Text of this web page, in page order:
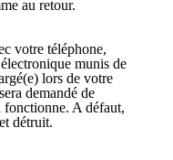
au retour.
votre téléphone,
munis de
lors de votre
demandé de
A défaut,
détruit.